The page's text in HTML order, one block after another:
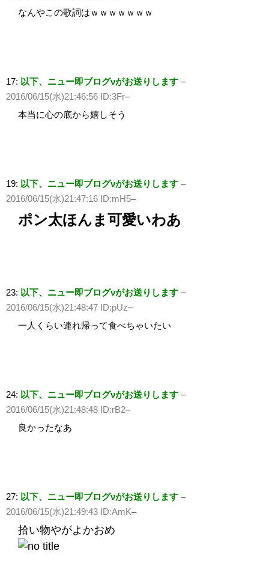
なんやこの歌詞はｗｗｗｗｗｗｗ
17: 以下、ニュー即ブログνがお送りします –
2016/06/15(水)21:46:56 ID:3Fr–
本当に心の底から嬉しそう
19: 以下、ニュー即ブログνがお送りします –
2016/06/15(水)21:47:16 ID:mH5–
ポン太ほんま可愛いわあ
23: 以下、ニュー即ブログνがお送りします –
2016/06/15(水)21:48:47 ID:pUz–
一人くらい連れ帰って食べちゃいたい
24: 以下、ニュー即ブログνがお送りします –
2016/06/15(水)21:48:48 ID:rB2–
良かったなあ
27: 以下、ニュー即ブログνがお送りします –
2016/06/15(水)21:49:43 ID:AmK–
拾い物やがよかおめ